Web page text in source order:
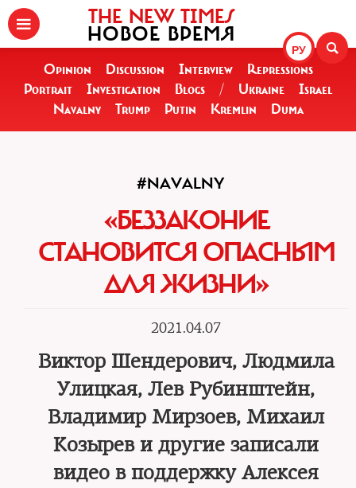
РУ
THE NEW TIMES
НОВОЕ ВРЕМЯ
Opinion Discussion Interview
Repressions
Portrait
Investigation Blogs / Ukraine
Israel
Navalny
Trump Putin Kremlin Duma
#NAVALNY
«БЕЗЗАКОНИЕ
СТАНОВИТСЯ ОПАСНЫМ
ДЛЯ ЖИЗНИ»
2021.04.07
Виктор Шендерович, Людмила
Улицкая, Лев Рубинштейн,
Владимир Мирзоев, Михаил
Козырев и другие записали
видео в поддержку Алексея